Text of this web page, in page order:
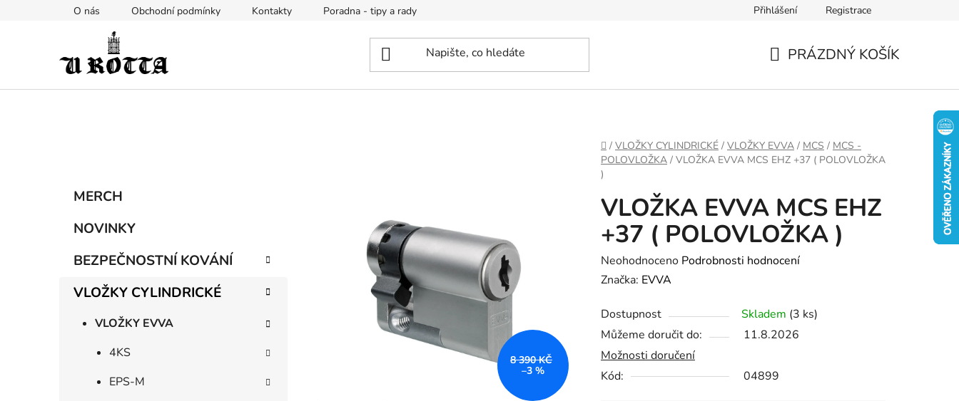
O nás Obchodní podmínky Kontakty Poradna - tipy a rady Přihlášení Registrace
PRÁZDNÝ KOŠÍK
DOMŮ
/ VLOŽKY CYLINDRICKÉ / VLOŽKY EVVA / MCS / MCS -
POLOVLOŽKA / VLOŽKA EVVA MCS EHZ +37 ( POLOVLOŽKA
)
Přeskočit
kategorie
MERCH
NOVINKY
BEZPEČNOSTNÍ KOVÁNÍ
VLOŽKY CYLINDRICKÉ
VLOŽKY EVVA
4KS
EPS-M
VLOŽKA EVVA MCS EHZ
+37 ( POLOVLOŽKA )
Průměrné
hodnocení
je
0,0
z
5
Neohodnoceno Podrobnosti hodnocení
Značka: EVVA
Dostupnost Skladem (3 ks)
Můžeme doručit do:
11.8.2026
Možnosti doručení
Kód:
04899
8 390 KČ
–3 %